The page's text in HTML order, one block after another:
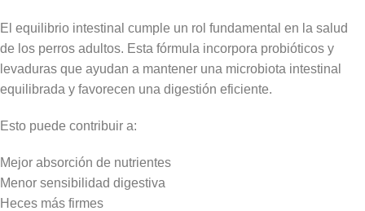
El equilibrio intestinal cumple un rol fundamental en la salud
de los perros adultos. Esta fórmula incorpora probióticos y
levaduras que ayudan a mantener una microbiota intestinal
equilibrada y favorecen una digestión eficiente.
Esto puede contribuir a:
Mejor absorción de nutrientes
Menor sensibilidad digestiva
Heces más firmes